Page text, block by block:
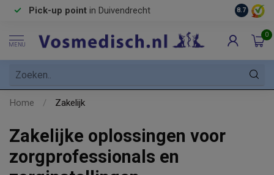
Pick-up point in Duivendrecht 8.7
MENU
0
Home / Zakelijk
Zakelijke oplossingen voor
zorgprofessionals en